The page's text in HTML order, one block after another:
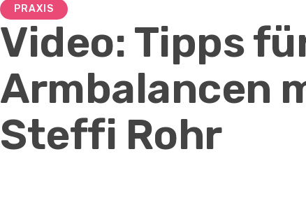
PRAXIS
Video: Tipps
Armbalancen
Steffi Rohr